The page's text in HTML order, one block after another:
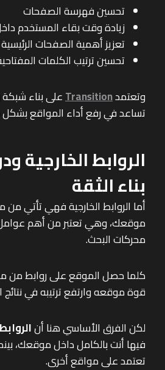
تحسين فهرسة الصفحات
زيادة وقت بقاء المستخدم
تعزيز أهمية الصفحات الرئيسية
تحسين ترتيب الكلمات
وتعتمدTransitionعلى بناء شبكة
تساعد في رفع أداء المواقع
الروابط الخارجية
بناء الثقة
أما الروابط الخارجية فهي تأتي
موقعك، وهي تعتبر من أهم
محركات البحث.
كلما حصل الموقع على روابط من
قوة موقعه وارتفع ترتيبه في نتائج
لكن الفرق الأساسي هنا أن
فيها أنت بالكامل داخل موقعك،
تعتمد على مواقع أخرى.